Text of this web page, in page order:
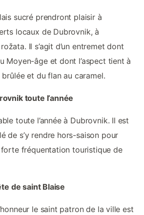
sucré prendront plaisir à
locaux de Dubrovnik, à
Il s’agit d’un entremet dont
Moyen-âge et dont l’aspect tient à
et du flan au caramel.
toute l’année
toute l’année à Dubrovnik. Il est
de s’y rendre hors-saison pour
fréquentation touristique de
de saint Blaise
le saint patron de la ville est